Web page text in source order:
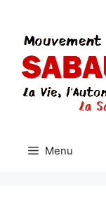
contenu
Menu